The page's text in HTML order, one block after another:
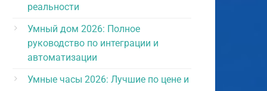
реальности
Умный дом 2026: Полное
руководство по интеграции и
автоматизации
Умные часы 2026: Лучшие по цене и